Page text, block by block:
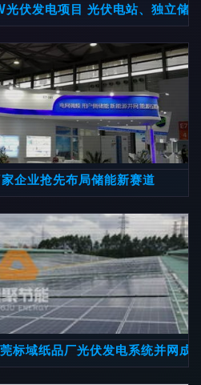
伏发电项目 光伏电站、独立储
企业抢先布局储能新赛道
标域纸品厂光伏发电系统并网成